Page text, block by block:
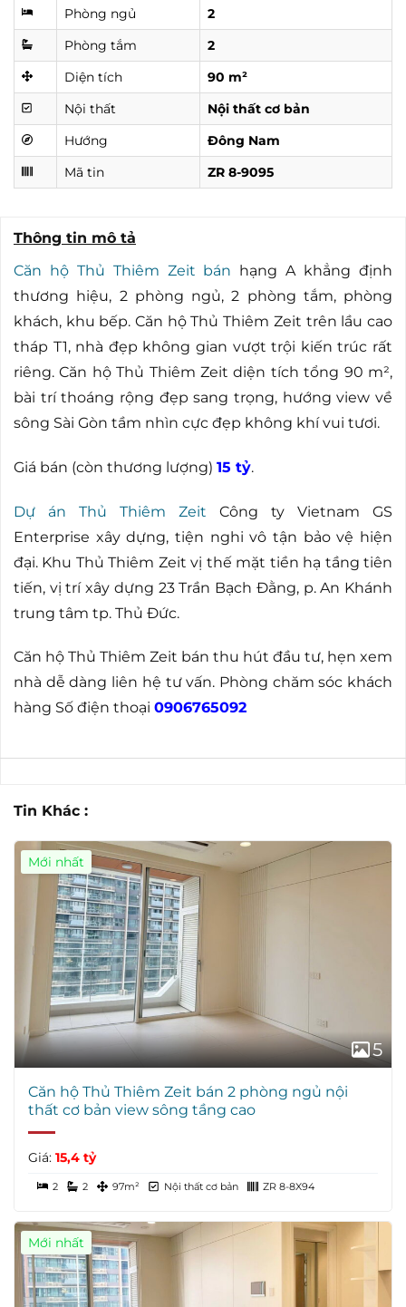
Phòng ngủ
2
Phòng tắm
2
Diện tích
90 m²
Nội thất
Nội thất cơ bản
Hướng
Đông Nam
Mã tin
ZR 8-9095
Thông tin mô tả
Căn hộ Thủ Thiêm Zeit bán hạng A khẳng định
thương hiệu, 2 phòng ngủ, 2 phòng tắm, phòng
khách, khu bếp. Căn hộ Thủ Thiêm Zeit trên lầu cao
tháp T1, nhà đẹp không gian vượt trội kiến trúc rất
riêng. Căn hộ Thủ Thiêm Zeit diện tích tổng 90 m²,
bài trí thoáng rộng đẹp sang trọng, hướng view về
sông Sài Gòn tầm nhìn cực đẹp không khí vui tươi.
Giá bán (còn thương lượng) 15 tỷ.
Dự án Thủ Thiêm Zeit Công ty Vietnam GS
Enterprise xây dựng, tiện nghi vô tận bảo vệ hiện
đại. Khu Thủ Thiêm Zeit vị thế mặt tiền hạ tầng tiên
tiến, vị trí xây dựng 23 Trần Bạch Đằng, p. An Khánh
trung tâm tp. Thủ Đức.
Căn hộ Thủ Thiêm Zeit bán thu hút đầu tư, hẹn xem
nhà dễ dàng liên hệ tư vấn. Phòng chăm sóc khách
hàng Số điện thoại 0906765092
Tin Khác :
Mới nhất
5
Căn hộ Thủ Thiêm Zeit bán 2 phòng ngủ nội
thất cơ bản view sông tầng cao
Giá: 15,4 tỷ
2 2 97m² Nội thất cơ bản ZR 8-8X94
Mới nhất